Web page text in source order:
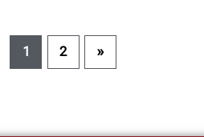
1 2 »